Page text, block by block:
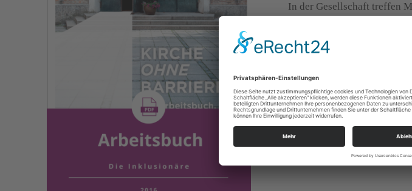
In der Gesellschaft treffen
Menschen mit
und Hauptamtlichen
Projekt wurden hier
barrierefreien
Hrsg.: Offene